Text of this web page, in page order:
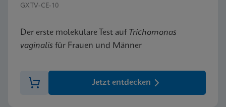
GXTV-CE-10
Der erste molekulare Test auf Trichomonas
vaginalis für Frauen und Männer
Jetzt entdecken